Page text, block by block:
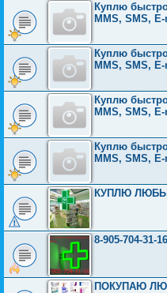
Куплю
MMS, SMS,
Куплю
MMS, SMS,
Куплю
MMS, SMS,
Куплю
MMS, SMS,
КУПЛЮ
8-905-704-
ПОКУПАЮ